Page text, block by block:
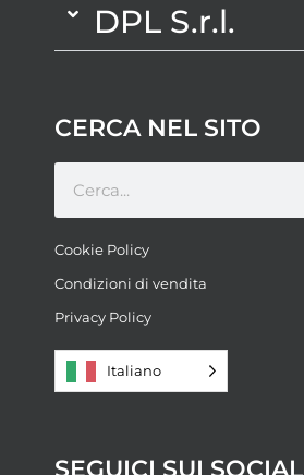
DPL S.r.l.
CERCA NEL SITO
Cookie Policy
Condizioni di vendita
Privacy Policy
Italiano
SEGUICI SUI SOCIAL